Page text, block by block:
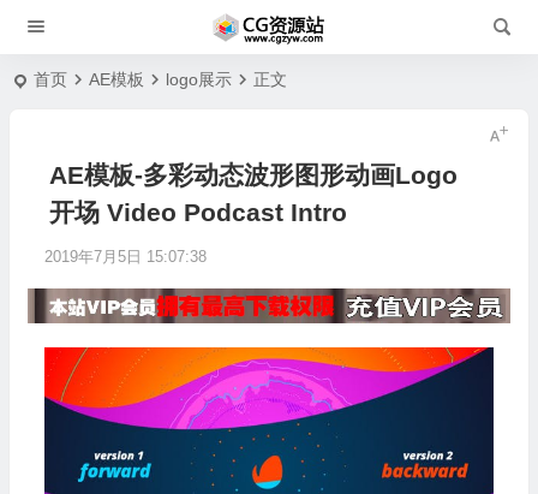
首页 AE模板 logo展示 正文
AE模板-多彩动态波形图形动画Logo
开场 Video Podcast Intro
2019年7月5日 15:07:38